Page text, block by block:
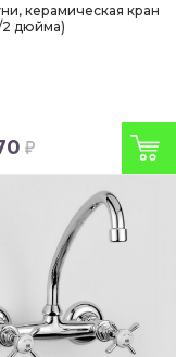
керамическая кран
2 дюйма)